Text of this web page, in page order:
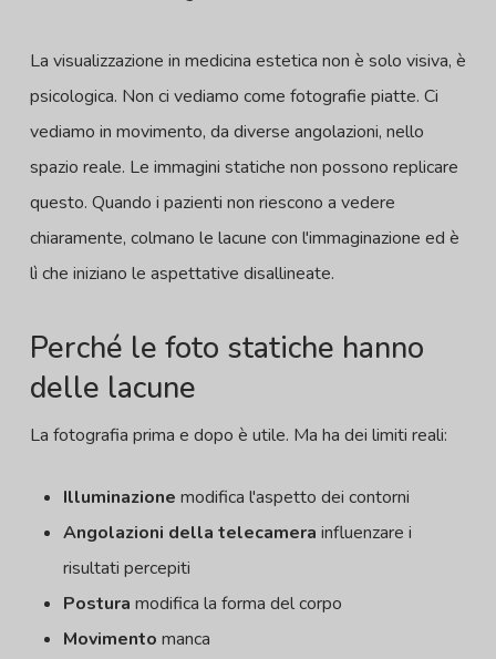
La visualizzazione in medicina estetica non è solo visiva, è
psicologica. Non ci vediamo come fotografie piatte. Ci
vediamo in movimento, da diverse angolazioni, nello
spazio reale. Le immagini statiche non possono replicare
questo. Quando i pazienti non riescono a vedere
chiaramente, colmano le lacune con l'immaginazione ed è
lì che iniziano le aspettative disallineate.
Perché le foto statiche hanno
delle lacune
La fotografia prima e dopo è utile. Ma ha dei limiti reali:
Illuminazione modifica l'aspetto dei contorni
Angolazioni della telecamera influenzare i
risultati percepiti
Postura modifica la forma del corpo
Movimento manca